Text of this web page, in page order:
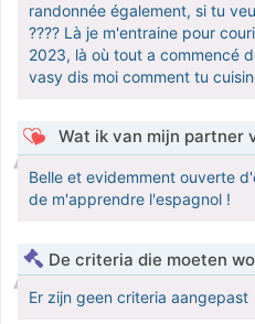
randonnée également, si tu
???? Là je m'entraine pour
2023, là où tout a commencé
vasy dis moi comment tu
Wat ik van mijn partner
Belle et evidemment ouverte
de m'apprendre l'espagnol !
De criteria die moeten
Er zijn geen criteria aangepast